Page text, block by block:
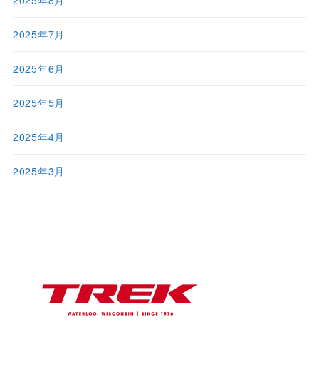
2025年7月
2025年6月
2025年5月
2025年4月
2025年3月